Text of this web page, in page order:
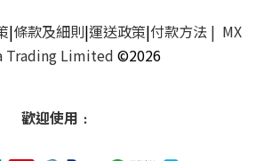
|條款及細則|運送政策|付款方法| MX
Trading Limited ©2026
歡迎使用﹕